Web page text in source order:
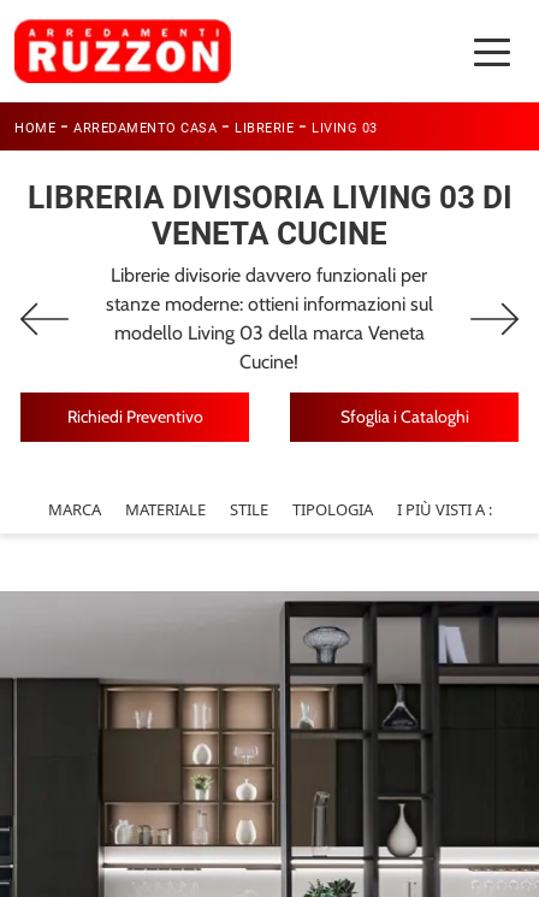
HOME - ARREDAMENTO CASA - LIBRERIE - LIVING 03
LIBRERIA DIVISORIA LIVING 03 DI
VENETA CUCINE
Librerie divisorie davvero funzionali per
stanze moderne: ottieni informazioni sul
modello Living 03 della marca Veneta
Cucine!
Richiedi Preventivo Sfoglia i Cataloghi
MARCA MATERIALE STILE TIPOLOGIA I PIÙ VISTI A :